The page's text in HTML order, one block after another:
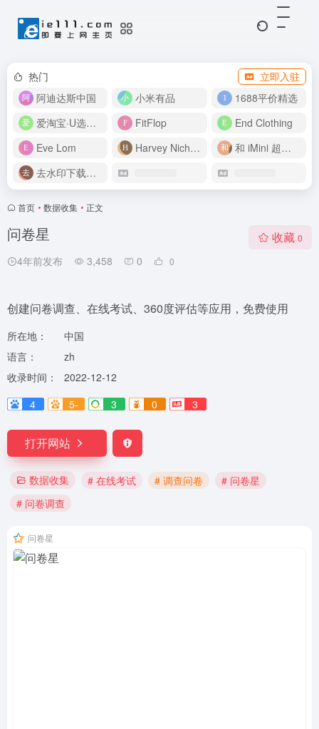
热门
立即入驻
阿迪达斯中国
小米有品
1688平价精选
爱淘宝·U选好价
FitFlop
End Clothing
Eve Lom
Harvey Nichols
和 iMini 超级智能体一起构建伟大作品
去水印下载视频
首页 • 数据收集 • 正文
问卷星
4年前发布 3,458 0 0
收藏 0
创建问卷调查、在线考试、360度评估等应用，免费使用
所在地：
中国
语言：
zh
收录时间：
2022-12-12
4
5- 3 0 3
打开网站
数据收集 # 在线考试 # 调查问卷
# 问卷星
# 问卷调查
问卷星